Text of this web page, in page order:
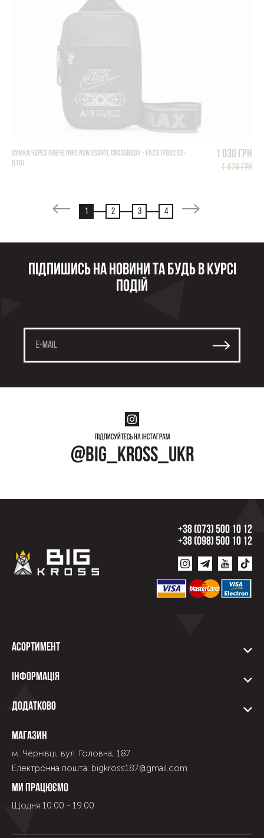
СУМКА ЧЕРЕЗ ПЛЕЧЕ NIKE NSW ESSNTL CROSSBODY - FA23 (FQ0232-
010)
1 030 грн
1 479 грн
1 2 3 4
Підпишись на новини та будь в курсі
подій
Підписуйтесь на інстаграм
@big_kross_ukr
+38 (073) 500 10 12
+38 (098) 500 10 12
Асортимент
Інформація
Додатково
Магазин
м. Чернівці, вул. Головна, 187
Електронна пошта: bigkross187@gmail.com
Ми працюємо
Щодня 10:00 - 19:00